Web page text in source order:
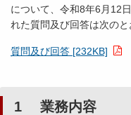
について、令和8年6月12
れた質問及び回答は次のと
質問及び回答 [232KB]
1 業務内容